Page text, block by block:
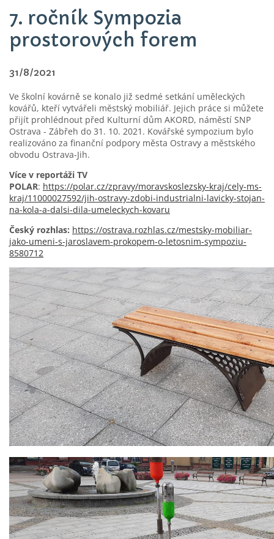
7. ročník Sympozia
prostorových forem
31/8/2021
Ve školní kovárně se konalo již sedmé setkání uměleckých
kovářů, kteří vytvářeli městský mobiliář. Jejich práce si můžete
přijít prohlédnout před Kulturní dům AKORD, náměstí SNP
Ostrava - Zábřeh do 31. 10. 2021. Kovářské sympozium bylo
realizováno za finanční podpory města Ostravy a městského
obvodu Ostrava-Jih.
Více v reportáži TV
POLAR: https://polar.cz/zpravy/moravskoslezsky-kraj/cely-ms-
kraj/11000027592/jih-ostravy-zdobi-industrialni-lavicky-stojan-
na-kola-a-dalsi-dila-umeleckych-kovaru
Český rozhlas: https://ostrava.rozhlas.cz/mestsky-mobiliar-
jako-umeni-s-jaroslavem-prokopem-o-letosnim-sympoziu-
8580712